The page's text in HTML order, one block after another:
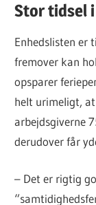
Stor tidsel
Enhedslisten er
fremover kan
opsparer
helt urimeligt,
arbejdsgiverne
derudover får
– Det er rigtig